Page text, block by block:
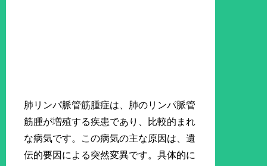
肺リンパ脈管筋腫症は、肺のリンパ脈管
筋腫が増殖する疾患であり、比較的まれ
な病気です。この病気の主な原因は、遺
伝的要因による突然変異です。具体的に